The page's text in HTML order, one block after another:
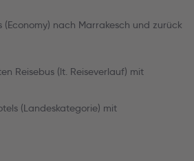
(Economy) nach Marrakesch und zurück
Reisebus (lt. Reiseverlauf) mit
(Landeskategorie) mit